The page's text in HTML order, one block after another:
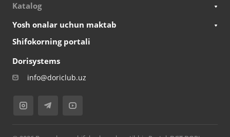
Katalog
Yosh onalar uchun maktab
Shifokorning portali
Dorisystems
info@doriclub.uz